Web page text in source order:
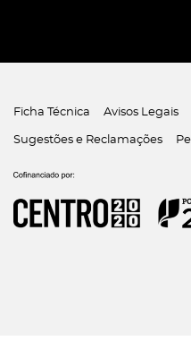
Ficha Técnica Avisos Legais
Sugestões e Reclamações